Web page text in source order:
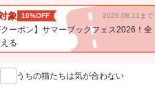
も全くちがう猫２匹が
うでならない
日・・・。
象 10%OFF 2026.08.11まで
クーポン】サマーブックフェス2026！全
る
うちの猫たちは気が合わない